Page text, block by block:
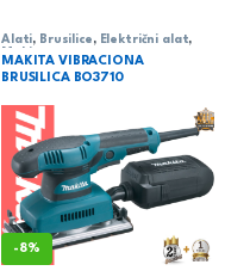
Alati, Brusilice , Električni alat,
MAKITA VIBRACIONA
BRUSILICA BO3710
-8%